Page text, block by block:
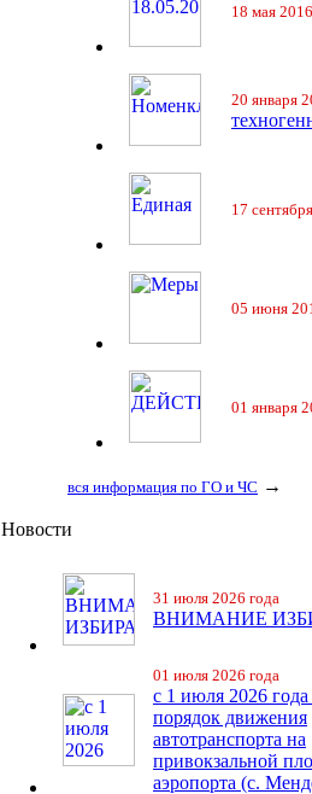
18 мая
20 января
17
05 июня
01 января
вся информация по ГО и ЧС →
Новости
31 июля 2026 года
ВНИМАНИЕ
01 июля 2026 года
с 1 июля 2026
порядок движения
автотранспорта на
привокзальной
аэропорта (с.